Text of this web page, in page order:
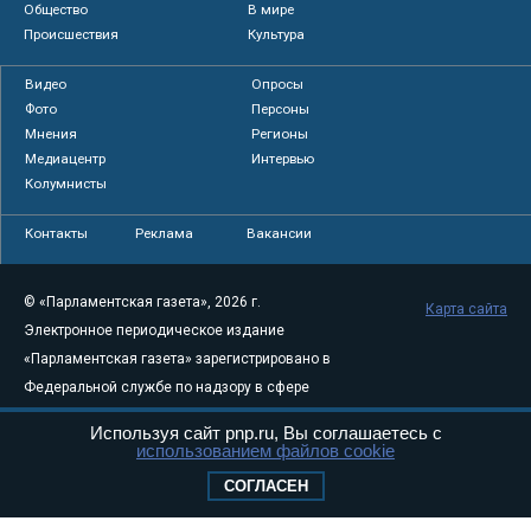
Общество
В мире
Происшествия
Культура
Видео
Опросы
Фото
Персоны
Мнения
Регионы
Медиацентр
Интервью
Колумнисты
Контакты Реклама Вакансии
© «Парламентская газета», 2026 г.
Электронное периодическое издание
«Парламентская газета» зарегистрировано в
Федеральной службе по надзору в сфере
связи, информационных технологий и
массовых коммуникаций (Роскомнадзор) 05
Свидетельство о регистрации Эл № ФС77-
Карта сайта
Используя сайт pnp.ru, Вы соглашаетесь с
использованием файлов cookie
СОГЛАСЕН